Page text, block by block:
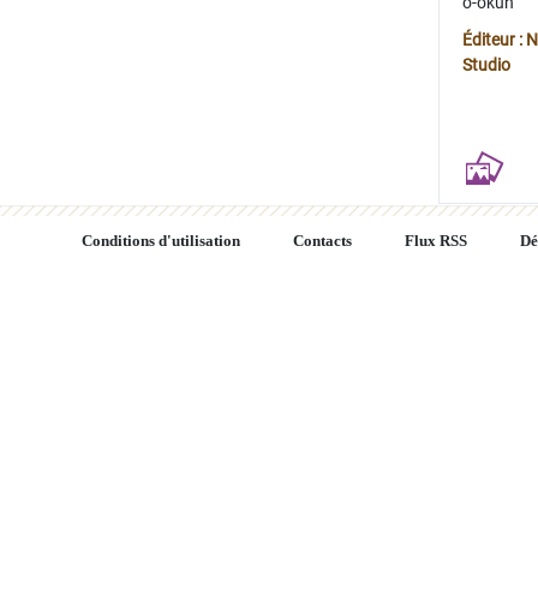
Éditeur :
Studio
Conditions d'utilisation Contacts Flux RSS